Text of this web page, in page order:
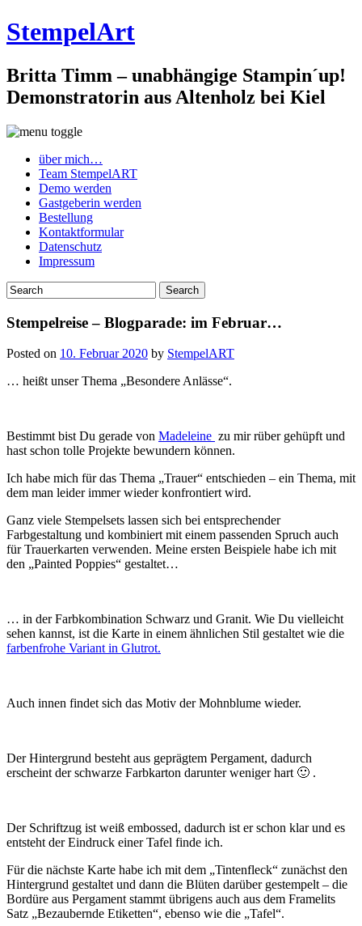
StempelArt
Britta Timm – unabhängige Stampin´up!
Demonstratorin aus Altenholz bei Kiel
über mich…
Team StempelART
Demo werden
Gastgeberin werden
Bestellung
Kontaktformular
Datenschutz
Impressum
Stempelreise – Blogparade: im Februar…
Posted on 10. Februar 2020 by StempelART
… heißt unser Thema „Besondere Anlässe“.
Bestimmt bist Du gerade von Madeleine zu mir rüber gehüpft und
hast schon tolle Projekte bewundern können.
Ich habe mich für das Thema „Trauer“ entschieden – ein Thema, mit
dem man leider immer wieder konfrontiert wird.
Ganz viele Stempelsets lassen sich bei entsprechender
Farbgestaltung und kombiniert mit einem passenden Spruch auch
für Trauerkarten verwenden. Meine ersten Beispiele habe ich mit
den „Painted Poppies“ gestaltet…
… in der Farbkombination Schwarz und Granit. Wie Du vielleicht
sehen kannst, ist die Karte in einem ähnlichen Stil gestaltet wie die
farbenfrohe Variant in Glutrot.
Auch innen findet sich das Motiv der Mohnblume wieder.
Der Hintergrund besteht aus geprägtem Pergament, dadurch
erscheint der schwarze Farbkarton darunter weniger hart 🙂 .
Der Schriftzug ist weiß embossed, dadurch ist er schon klar und es
entsteht der Eindruck einer Tafel finde ich.
Für die nächste Karte habe ich mit dem „Tintenfleck“ zunächst den
Hintergrund gestaltet und dann die Blüten darüber gestempelt – die
Bordüre aus Pergament stammt übrigens auch aus dem Framelits
Satz „Bezaubernde Etiketten“, ebenso wie die „Tafel“.